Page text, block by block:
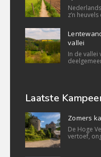
z’n
vallei
In de vallei
Laatste
Zomers
De Hoge
vertoef,